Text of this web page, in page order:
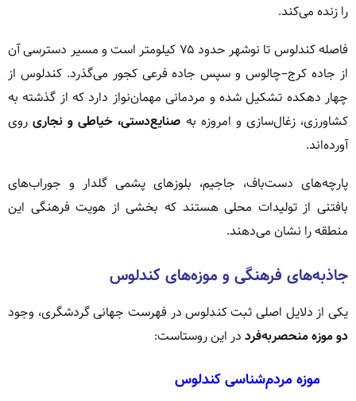
را زنده می‌کند.
فاصله کندلوس تا نوشهر حدود ۷۵ کیلومتر است و مسیر دسترسی آن
از جاده کرج–چالوس و سپس جاده فرعی کجور می‌گذرد. کندلوس از
چهار دهکده تشکیل شده و مردمانی مهمان‌نواز دارد که از گذشته به
کشاورزی، زغال‌سازی و امروزه به صنایع‌دستی، خیاطی و نجاریروی
آورده‌اند.
پارچه‌های دست‌باف، جاجیم، بلوزهای پشمی گلدار و جوراب‌های
بافتنی از تولیدات محلی هستند که بخشی از هویت فرهنگی این
منطقه را نشان می‌دهند.
جاذبه‌های فرهنگی و موزه‌های کندلوس
یکی از دلایل اصلی ثبت کندلوس در فهرست جهانی گردشگری، وجود
دو موزه منحصربه‌فرد در این روستاست:
موزه مردم‌شناسی کندلوس